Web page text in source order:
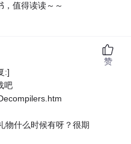
，值得读读～～
:]
吧
物什么时候有呀？很期
赞